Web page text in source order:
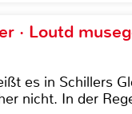
· Loutd
es in Schillers
nicht. In der